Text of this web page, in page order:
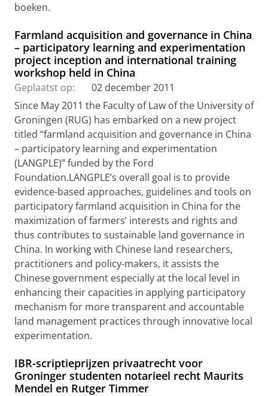
boeken.
Farmland acquisition and governance in China
– participatory learning and experimentation
project inception and international training
workshop held in China
Geplaatst op:
02 december 2011
Since May 2011 the Faculty of Law of the University of
Groningen (RUG) has embarked on a new project
titled “farmland acquisition and governance in China
– participatory learning and experimentation
(LANGPLE)” funded by the Ford
Foundation.LANGPLE’s overall goal is to provide
evidence-based approaches, guidelines and tools on
participatory farmland acquisition in China for the
maximization of farmers’ interests and rights and
thus contributes to sustainable land governance in
China. In working with Chinese land researchers,
practitioners and policy-makers, it assists the
Chinese government especially at the local level in
enhancing their capacities in applying participatory
mechanism for more transparent and accountable
land management practices through innovative local
experimentation.
IBR-scriptieprijzen privaatrecht voor
Groninger studenten notarieel recht Maurits
Mendel en Rutger Timmer